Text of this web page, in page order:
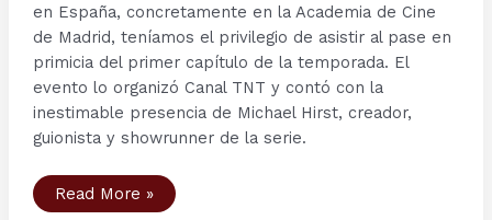
en España, concretamente en la Academia de Cine
de Madrid, teníamos el privilegio de asistir al pase en
primicia del primer capítulo de la temporada. El
evento lo organizó Canal TNT y contó con la
inestimable presencia de Michael Hirst, creador,
guionista y showrunner de la serie.
Presentación
de
Read More »